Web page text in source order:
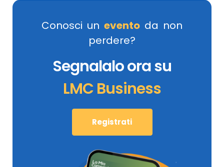
Conosci un evento da non
perdere?
Segnalalo ora su
LMC Business
Registrati